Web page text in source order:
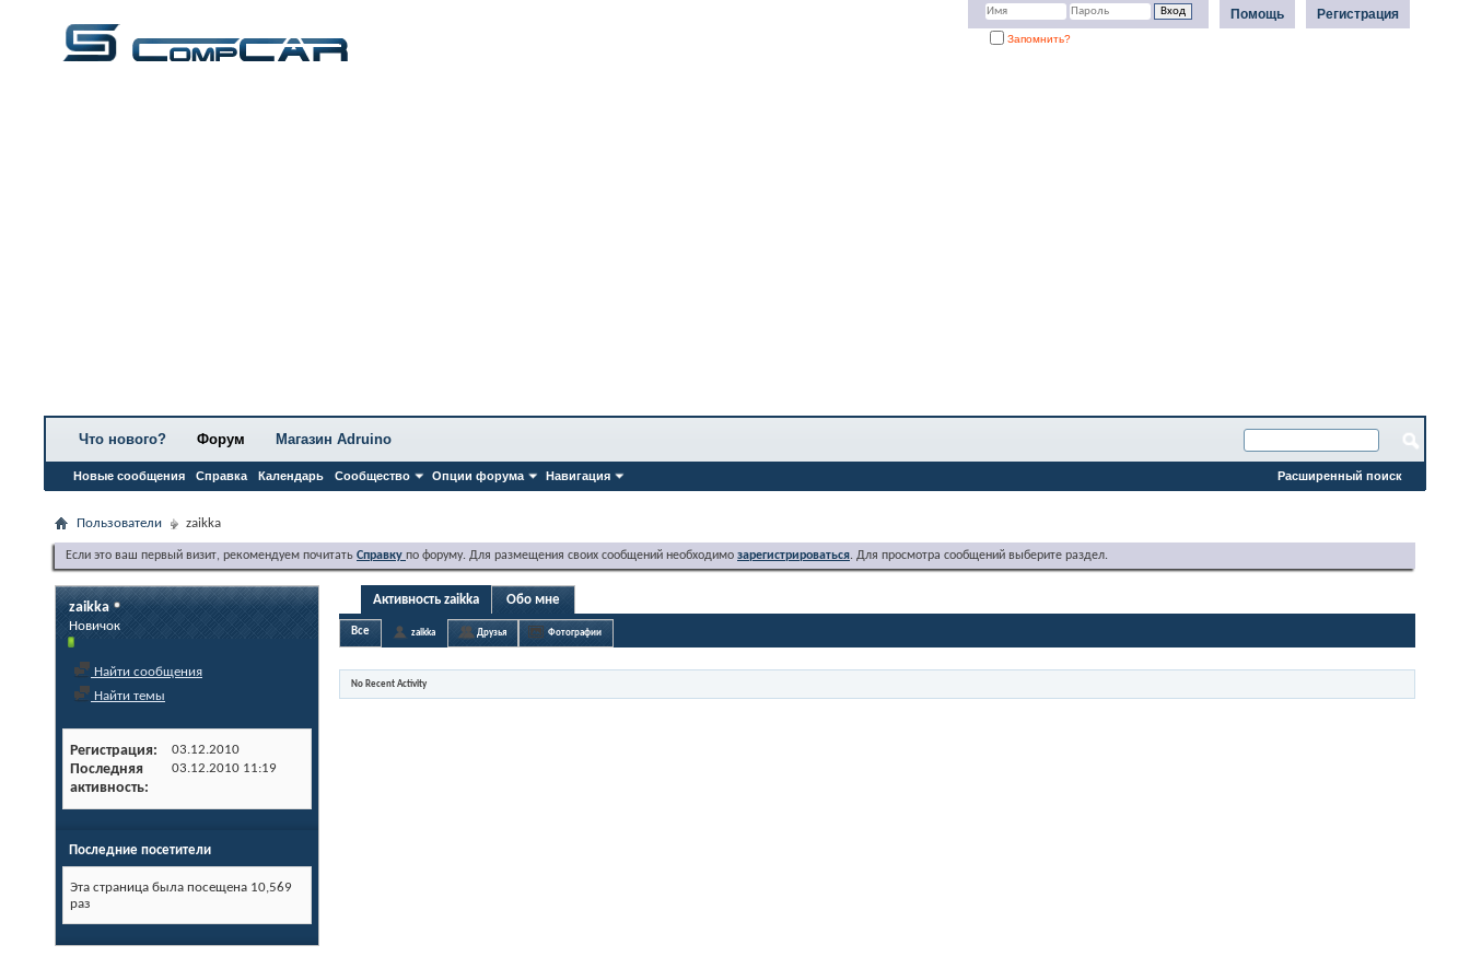
Регистрация
Помощь
Запомнить?
Что нового? Форум
Новые сообщения Справка Календарь Сообщество Опции форума Навигация
Магазин Adruino
Расширенный поиск
Пользователи zaikka
Если это ваш первый визит, рекомендуем почитать Справку по форуму. Для размещения своих сообщений необходимо зарегистрироваться. Для просмотра сообщений выберите раздел.
zaikka
Новичок
Найти сообщения
Найти темы
Регистрация 03.12.2010
Последняя
активность
03.12.2010 11:19
Последние посетители
Эта страница была посещена 10,569
раз
Активность zaikka Обо мне
Все zaikka Друзья Фотографии
No Recent Activity